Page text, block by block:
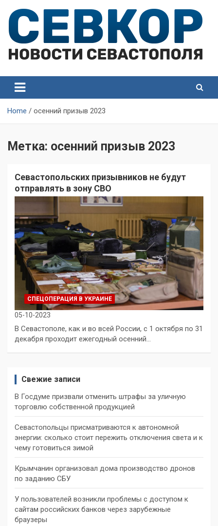
content
Севастополя
Севастополя
Home осенний призыв 2023
Метка: осенний призыв 2023
Севастопольских призывников не будут
отправлять в зону СВО
СПЕЦОПЕРАЦИЯ В УКРАИНЕ
05-10-2023
В Севастополе, как и во всей России, с 1 октября по 31
декабря проходит ежегодный осенний…
Свежие записи
В Госдуме призвали отменить штрафы за уличную
торговлю собственной продукцией
Севастопольцы присматриваются к автономной
энергии: сколько стоит пережить отключения света и к
чему готовиться зимой
Крымчанин организовал дома производство дронов
по заданию СБУ
У пользователей возникли проблемы с доступом к
сайтам российских банков через зарубежные
браузеры